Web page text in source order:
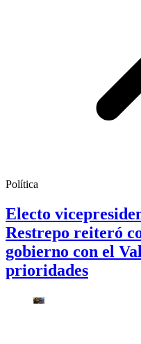
Política
Electo
Restrepo reiteró
gobierno con el
prioridades